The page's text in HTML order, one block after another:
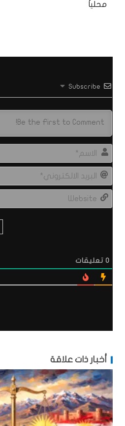
محلياً
Subscribe
0 تعليقات
أخبار ذات علاقة